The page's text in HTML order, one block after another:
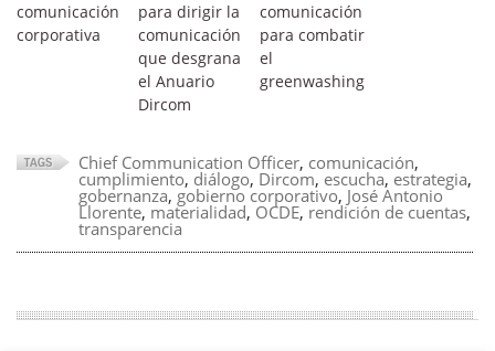
comunicación
corporativa
para dirigir la
comunicación
que desgrana
el Anuario
Dircom
comunicación
para combatir
el
greenwashing
Chief Communication Officer, comunicación,
cumplimiento, diálogo, Dircom, escucha, estrategia,
gobernanza, gobierno corporativo, José Antonio
Llorente, materialidad, OCDE, rendición de cuentas,
transparencia